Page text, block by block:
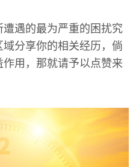
遇的最为严重的困扰究
分享你的相关经历，倘
用，那就请予以点赞来